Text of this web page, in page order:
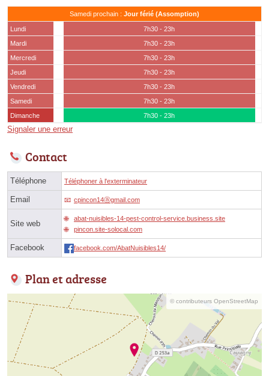
Samedi prochain : Jour férié (Assomption)
Lundi
7h30 - 23h
Mardi
7h30 - 23h
Mercredi
7h30 - 23h
Jeudi
7h30 - 23h
Vendredi
7h30 - 23h
Samedi
7h30 - 23h
Dimanche
7h30 - 23h
Signaler une erreur
Contact
Téléphone Téléphoner à l'exterminateur
Email cpincon14ⓐgmail.com
Site web
abat-nuisibles-14-pest-control-service.business.site
pincon.site-solocal.com
Facebook facebook.com/AbatNuisibles14/
Plan et adresse
© contributeurs OpenStreetMap